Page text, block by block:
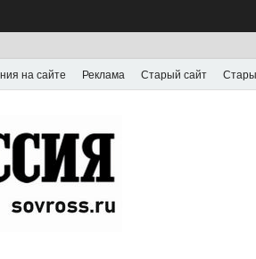
на сайте Реклама Старый сайт
Выпускается с